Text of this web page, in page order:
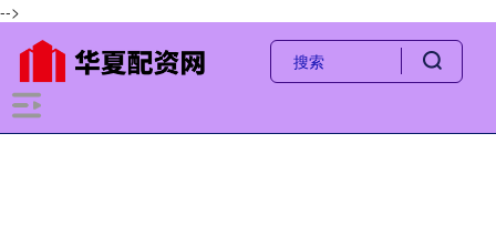
-->